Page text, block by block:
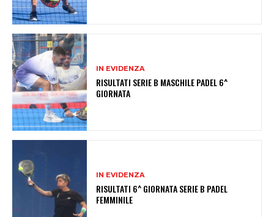
IN EVIDENZA
RISULTATI SERIE B MASCHILE PADEL 6^
GIORNATA
IN EVIDENZA
RISULTATI 6^ GIORNATA SERIE B PADEL
FEMMINILE